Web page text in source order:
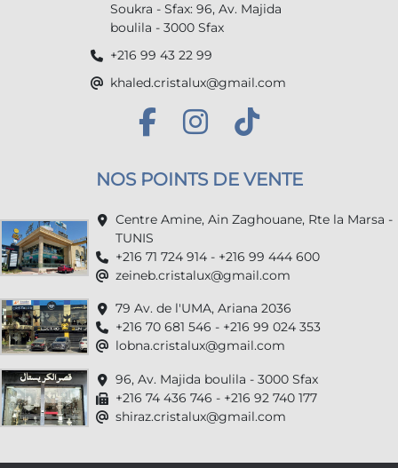
Soukra - Sfax: 96, Av. Majida
boulila - 3000 Sfax
+216 99 43 22 99
khaled.cristalux@gmail.com
NOS POINTS DE VENTE
Centre Amine, Ain Zaghouane, Rte la Marsa -
TUNIS
+216 71 724 914 - +216 99 444 600
zeineb.cristalux@gmail.com
79 Av. de l'UMA, Ariana 2036
+216 70 681 546 - +216 99 024 353
lobna.cristalux@gmail.com
96, Av. Majida boulila - 3000 Sfax
+216 74 436 746 - +216 92 740 177
shiraz.cristalux@gmail.com